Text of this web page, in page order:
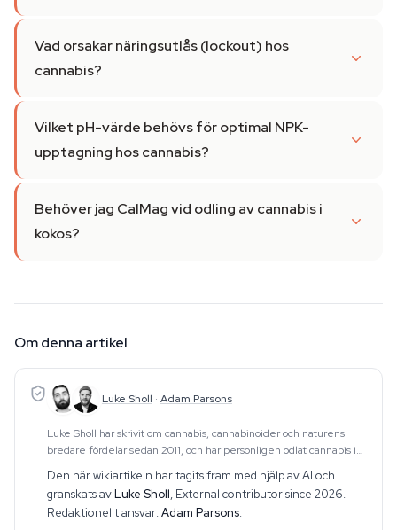
Vad orsakar näringsutlås (lockout) hos
cannabis?
Vilket pH-värde behövs för optimal NPK-
upptagning hos cannabis?
Behöver jag CalMag vid odling av cannabis i
kokos?
Om denna artikel
Luke Sholl · Adam Parsons
Luke Sholl har skrivit om cannabis, cannabinoider och naturens
bredare fördelar sedan 2011, och har personligen odlat cannabis i
förstahandserfarenheten av odling — som spänner
Den här wikiartikeln har tagits fram med hjälp av AI och
granskats avLuke Sholl, External contributor since 2026.
Redaktionellt ansvar: Adam Parsons.